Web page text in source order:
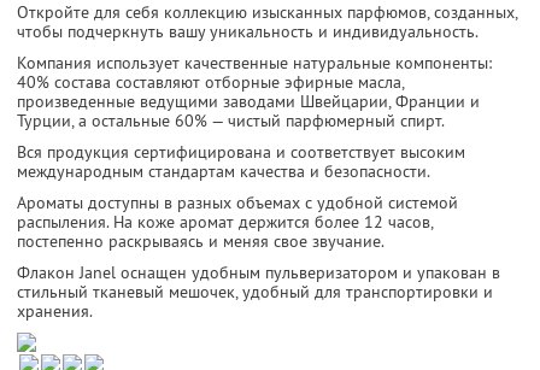
Откройте для себя коллекцию изысканных парфюмов, созданных,
чтобы подчеркнуть вашу уникальность и индивидуальность.
Компания использует качественные натуральные компоненты:
40% состава составляют отборные эфирные масла,
произведенные ведущими заводами Швейцарии, Франции и
Турции, а остальные 60% — чистый парфюмерный спирт.
Вся продукция сертифицирована и соответствует высоким
международным стандартам качества и безопасности.
Ароматы доступны в разных объемах с удобной системой
распыления. На коже аромат держится более 12 часов,
постепенно раскрываясь и меняя свое звучание.
Флакон Janel оснащен удобным пульверизатором и упакован в
стильный тканевый мешочек, удобный для транспортировки и
хранения.